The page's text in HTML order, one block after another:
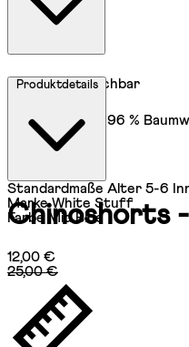
Maschinenwaschbar
Hauptmaterial: 96 %
% Polyester
Produktdetails
Standardmaße Alter 5-6
Marke White Stuff
Farbe
Mid Blue
Chinoshorts
Aktueller Preis: 12,00 €.
12,00 €
25,00 €